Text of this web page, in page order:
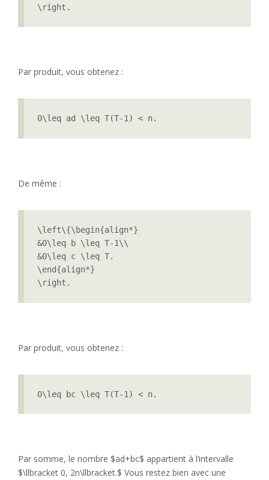
\right.
Par produit, vous obtenez :
0\leq ad \leq T(T-1) < n.
De même :
\left\{\begin{align*}
&0\leq b \leq T-1\\
&0\leq c \leq T.
\end{align*}
\right.
Par produit, vous obtenez :
0\leq bc \leq T(T-1) < n.
Par somme, le nombre $ad+bc$ appartient à l’intervalle
$\llbracket 0, 2n\llbracket.$ Vous restez bien avec une